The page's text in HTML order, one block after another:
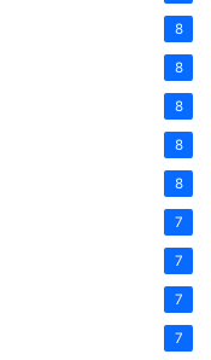
8
8
8
8
8
7
7
7
7